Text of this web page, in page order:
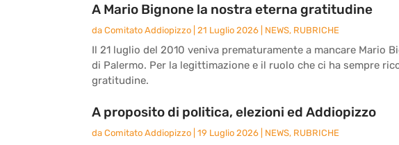
A Mario Bignone la nostra eterna gratitudine
da Comitato Addiopizzo 21 Luglio 2026 NEWS, RUBRICHE
Il 21 luglio del 2010 veniva prematuramente a mancare Mario
di Palermo. Per la legittimazione e il ruolo che ci ha sempre
gratitudine.
A proposito di politica, elezioni ed Addiopizzo
da Comitato Addiopizzo 19 Luglio 2026 NEWS, RUBRICHE